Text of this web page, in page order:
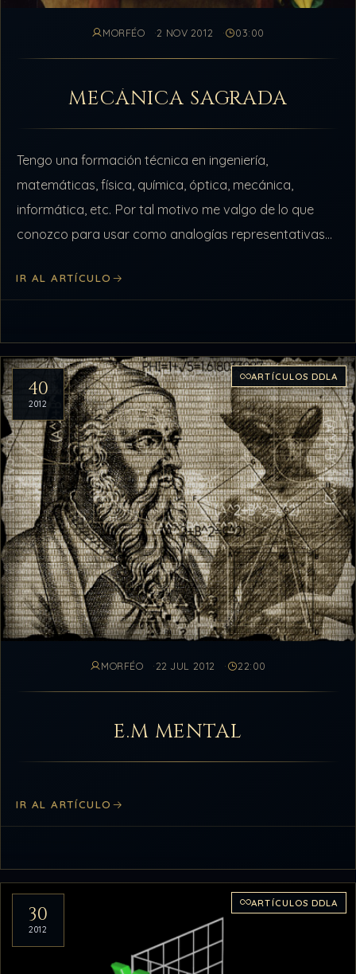
MORFÉO 2 NOV 2012 03:00
MECÁNICA SAGRADA
Tengo una formación técnica en ingeniería,
matemáticas, física, química, óptica, mecánica,
informática, etc. Por tal motivo me valgo de lo que
conozco para usar como analogías representativas
difíciles…
IR AL ARTÍCULO
40
2012
ARTÍCULOS DDLA
MORFÉO 22 JUL 2012 22:00
E.M MENTAL
IR AL ARTÍCULO
30
2012
ARTÍCULOS DDLA